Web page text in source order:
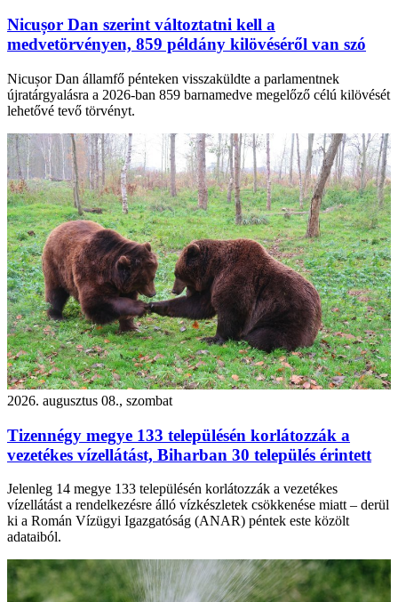
Nicușor Dan szerint változtatni kell a
medvetörvényen, 859 példány kilövéséről van szó
Nicușor Dan államfő pénteken visszaküldte a parlamentnek
újratárgyalásra a 2026-ban 859 barnamedve megelőző célú kilövését
lehetővé tevő törvényt.
2026. augusztus 08., szombat
Tizennégy megye 133 településén korlátozzák a
vezetékes vízellátást, Biharban 30 település érintett
Jelenleg 14 megye 133 településén korlátozzák a vezetékes
vízellátást a rendelkezésre álló vízkészletek csökkenése miatt – derül
ki a Román Vízügyi Igazgatóság (ANAR) péntek este közölt
adataiból.